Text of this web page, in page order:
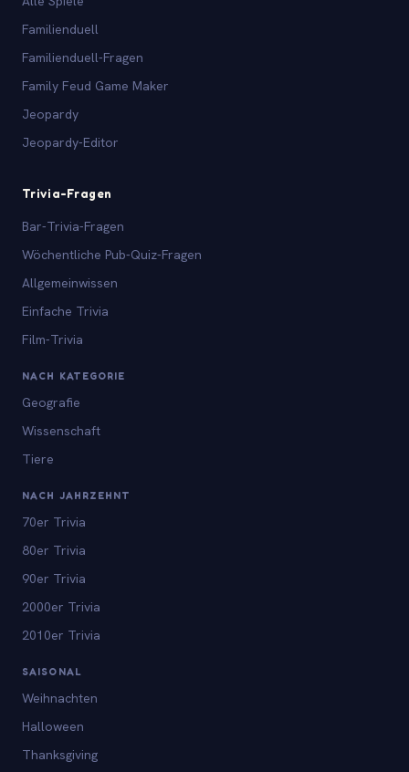
Familienduell
Familienduell-Fragen
Family Feud Game Maker
Jeopardy
Jeopardy-Editor
Trivia-Fragen
Bar-Trivia-Fragen
Wöchentliche Pub-Quiz-Fragen
Allgemeinwissen
Einfache Trivia
Film-Trivia
NACH KATEGORIE
Geografie
Wissenschaft
Tiere
NACH JAHRZEHNT
70er Trivia
80er Trivia
90er Trivia
2000er Trivia
2010er Trivia
SAISONAL
Weihnachten
Halloween
Thanksgiving